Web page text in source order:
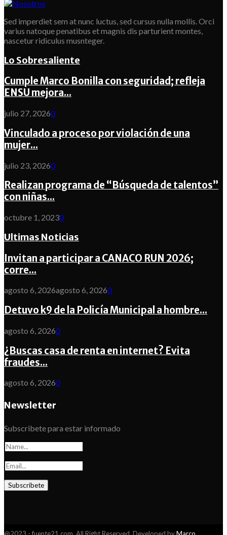
Sed imperdiet sem at nunc luctus, sed cursus nulla mollis. Orci
varius natoque penatibus et magnis dis parturient montes,
nascetur ridiculus musnteger.
Lo Sobresaliente
Cumple Marco Bonilla con seguridad; refleja
ENSU mejora...
julio 27, 20260
Vinculado a proceso por violación de una
mujer...
julio 23, 20260
Realizan programa de “Búsqueda de talentos”
con niñas...
octubre 1, 20230
Ultimas Noticias
Invitan a participar a CANACO RUN 2026;
corre...
agosto 6, 2026agosto 6, 20260
Detuvo k9 de la Policía Municipal a hombre...
agosto 6, 20260
¿Buscas casa de renta en internet? Evita
fraudes...
agosto 6, 20260
Newsletter
Subscribete para estar informado